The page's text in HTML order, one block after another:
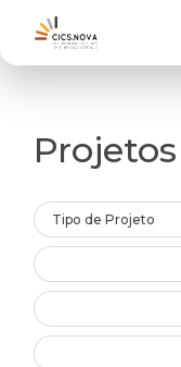
Projetos
Tipo de Projeto